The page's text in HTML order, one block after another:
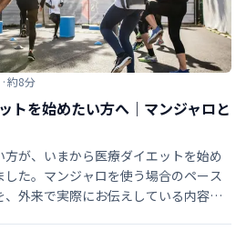
·約8分
トを始めたい方へ｜マンジャロと
が、いまから医療ダイエットを始め
た。マンジャロを使う場合のペース
外来で実際にお伝えしている内容に